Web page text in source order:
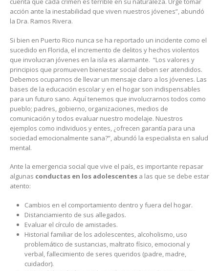
acción ante la inestabilidad que viven nuestros jóvenes”, abundó
la Dra. Ramos Rivera.
Si bien en Puerto Rico nunca se ha reportado un incidente como el
sucedido en Florida, el incremento de delitos y hechos violentos
que involucran jóvenes en la isla es alarmante. “Los valores y
principios que promueven bienestar social deben ser atendidos.
Debemos ocuparnos de llevar un mensaje claro a los jóvenes. Las
bases de la educación escolar y en el hogar son indispensables
para un futuro sano. Aquí tenemos que involucrarnos todos como
pueblo; padres, gobierno, organizaciones, medios de
comunicación y todos evaluar nuestro modelaje. Nuestros
ejemplos como individuos y entes, ¿ofrecen garantía para una
sociedad emocionalmente sana?”, abundó la especialista en salud
mental.
Ante la emergencia social que vive el país, es importante repasar
algunas conductas en los adolescentes a las que se debe estar
atento:
Cambios en el comportamiento dentro y fuera del hogar.
Distanciamiento de sus allegados.
Evaluar el círculo de amistades.
Historial familiar de los adolescentes, alcoholismo, uso
problemático de sustancias, maltrato físico, emocional y
verbal, fallecimiento de seres queridos (padre, madre,
cuidador).